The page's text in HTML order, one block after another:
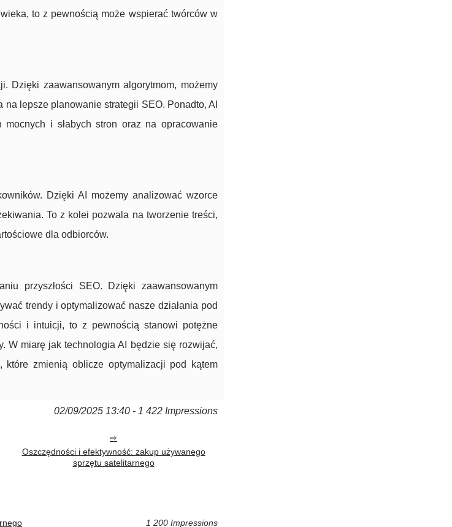
to z pewnością może wspierać twórców w
Dzięki zaawansowanym algorytmom, możemy
lepsze planowanie strategii SEO. Ponadto, AI
i słabych stron oraz na opracowanie
Dzięki AI możemy analizować wzorce
To z kolei pozwala na tworzenie treści,
dla odbiorców.
przyszłości SEO. Dzięki zaawansowanym
trendy i optymalizować nasze działania pod
i intuicji, to z pewnością stanowi potężne
W miarę jak technologia AI będzie się rozwijać,
które zmienią oblicze optymalizacji pod kątem
02/09/2025 13:40 - 1 422 Impressions
Oszczędności i efektywność: zakup używanego
sprzętu satelitarnego
1 200 Impressions